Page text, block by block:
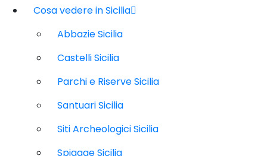
Cosa vedere in Sicilia
Abbazie Sicilia
Castelli Sicilia
Parchi e Riserve Sicilia
Santuari Sicilia
Siti Archeologici Sicilia
Spiagge Sicilia